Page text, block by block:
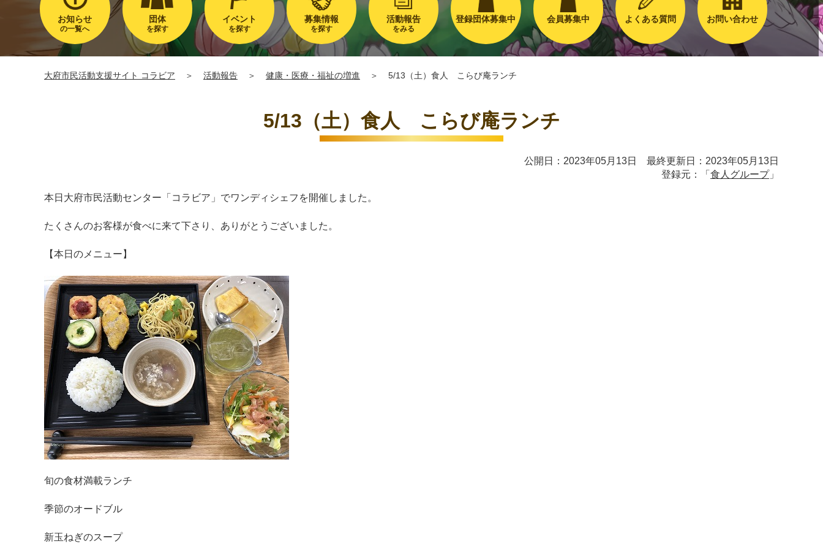
お知らせ
の一覧へ
団体
を探す
イベント
を探す
募集情報
を探す
活動報告
をみる
登録団体募集中 会員募集中 よくある質問 お問い合わせ
大府市民活動支援サイト コラビア ＞ 活動報告 ＞ 健康・医療・福祉の増進 ＞ 5/13（土）食人 こらび庵ランチ
5/13（土）食人 こらび庵ランチ
公開日：2023年05月13日 最終更新日：2023年05月13日
登録元：「 食人グループ」
本日大府市民活動センター「コラビア」でワンディシェフを開催しました。
たくさんのお客様が食べに来て下さり、ありがとうございました。
【本日のメニュー】
旬の食材満載ランチ
季節のオードブル
新玉ねぎのスープ